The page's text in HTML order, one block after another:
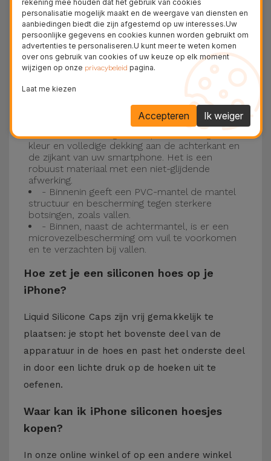
Drie-laagse bescherming met de
siliconen kappen
Onze iPhone siliconen hoesjes hebben een
robuuste, kwalitatieve constructie met een
drielaagse constructie om ongelukken en
- Een eerste laag van Liquid Silicone geeft de
kleur en volledige dekking aan de achterkant en
de zijkant van uw smartphone. Het is een
robuust materiaal met een niet-glijdende
afwerking.
- Binnenin geeft een PVC-mantel de mantel
structuur en bescherming tegen sterkere
botsingen, zoals vallen.
- Binnen, naast de achtermantel, is er een
microvezelbescherming om vuil te voorkomen
en te verzachten bij vallen.
Hoe zet je een siliconen hoes op je
iPhone?
Liquid Silicone Caps zijn vrij gemakkelijk te
plaatsen: je stopt het bovenste deel van de
apparatuur in de hoes en past het onderste deel
in door een lichte druk op de hoeken uit te
oefenen.
Waar kan ik iPhone siliconen hoesjes
kopen?
In onze online winkel of op een andere winkel
rekening mee houden dat het gebruik van cookies
personalisatie mogelijk maakt en de weergave van diensten en
aanbiedingen biedt die zijn afgestemd op uw interesses.Uw
persoonlijke gegevens en cookies kunnen worden gebruikt om
advertenties te personaliseren.U kunt meer te weten komen
over ons gebruik van cookies of uw keuze op elk moment
wijzigen op onze privacybeleid pagina.
Laat me kiezen
Ik weiger
Accepteren